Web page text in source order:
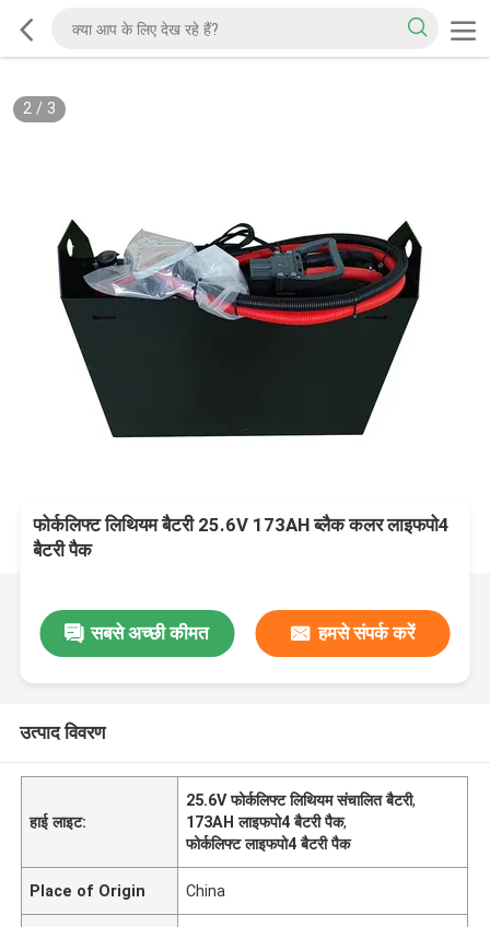
2/ 3
फोर्कलिफ्ट लिथियम बैटरी 25.6V 173AH ब्लैक कलर लाइफपो4
बैटरी पैक
सबसे अच्छी कीमत हमसे संपर्क करें
उत्पाद विवरण
हाई लाइट:
25.6V फोर्कलिफ्ट लिथियम संचालित बैटरी,
173AH लाइफपो4 बैटरी पैक,
फोर्कलिफ्ट लाइफपो4 बैटरी पैक
Place of Origin China